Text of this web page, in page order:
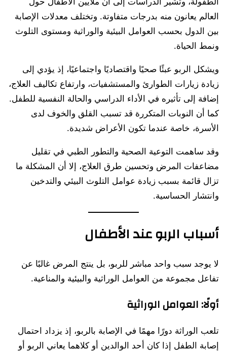
العالم يعانون منه بدرجات متفاوتة. وتختلف معدلات الإصابة
بين الدول بحسب العوامل البيئية والوراثية ومستوى التلوث
ونمط الحياة.
ويشكل الربو عبئًا صحيًا واقتصاديًا واجتماعيًا، إذ يؤدي إلى
زيادة زيارات الطوارئ والمستشفيات، وارتفاع تكاليف العلاج،
إضافة إلى تأثيره في الأداء الدراسي والحالة النفسية للطفل.
كما أن النوبات المتكررة قد تسبب القلق والخوف لدى
الأسرة، خاصة عندما تكون الأعراض شديدة.
وقد ساهمت التوعية الصحية والتطور الطبي في تقليل
مضاعفات المرض وتحسين طرق العلاج، إلا أن المشكلة ما
تزال قائمة بسبب زيادة عوامل التلوث البيئي والتدخين
وانتشار الحساسية.
أسباب الربو عند الأطفال
لا يوجد سبب واحد مباشر للربو، بل ينتج المرض غالبًا عن
تفاعل مجموعة من العوامل الوراثية والبيئية والمناعية.
أولًا: العوامل الوراثية
تلعب الوراثة دورًا مهمًا في الإصابة بالربو، إذ يزداد احتمال
إصابة الطفل إذا كان أحد الوالدين أو كلاهما يعاني الربو أو